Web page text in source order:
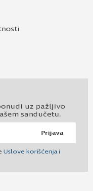
uz pažljivo
sandučetu.
Prijava
Uslove korišćenja i